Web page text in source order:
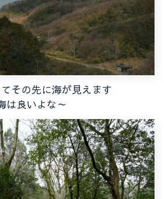
その先に海が見えます
は良いよな～